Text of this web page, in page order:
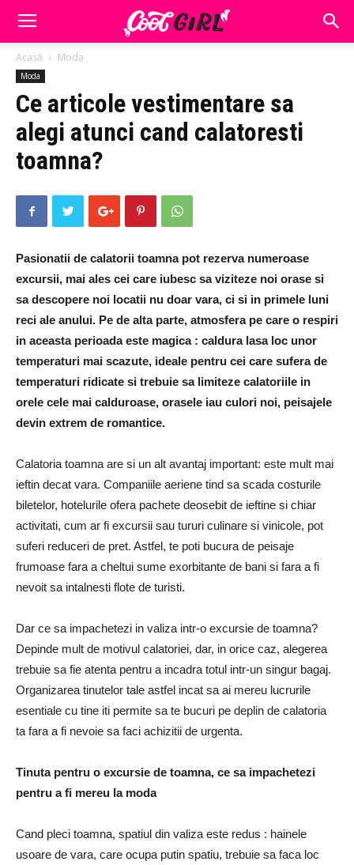
Acasă Moda
Moda
Ce articole vestimentare sa
alegi atunci cand calatoresti
toamna?
Pasionatii de calatorii toamna pot rezerva numeroase
excursii, mai ales cei care iubesc sa viziteze noi orase si
sa descopere noi locatii nu doar vara, ci si in primele luni
reci ale anului. Pe de alta parte, atmosfera pe care o respiri
in aceasta perioada este magica : caldura lasa loc unor
temperaturi mai scazute, ideale pentru cei care sufera de
temperaturi ridicate si trebuie sa limiteze calatoriile in
orele cele mai calduroase, orasele iau culori noi, peisajele
devin extrem de romantice.
Calatoria toamna are si un alt avantaj important: este mult mai
ieftin decat vara. Companiile aeriene tind sa scada costurile
biletelor, hotelurile ofera pachete deosebit de ieftine si chiar
activitati, cum ar fi excursii sau tururi culinare si vinicole, pot
suferi reduceri de pret. Astfel, te poti bucura de peisaje
frumoase fara a cheltui sume exorbitante de bani si fara a fi
nevoit sa intalnesti flote de turisti.
Dar ce sa impachetezi in valiza intr-o excursie de toamna?
Depinde mult de motivul calatoriei, dar, in orice caz, alegerea
trebuie sa fie atenta pentru a incadra totul intr-un singur bagaj.
Organizarea tinutelor tale astfel incat sa ai mereu lucrurile
esentiale cu tine iti permite sa te bucuri pe deplin de calatoria
ta fara a fi nevoie sa faci achizitii de urgenta.
Tinuta pentru o excursie de toamna, ce sa impachetezi
pentru a fi mereu la moda
Cand pleci toamna, spatiul din valiza este redus : hainele
usoare de vara, care ocupa putin spatiu, trebuie sa faca loc